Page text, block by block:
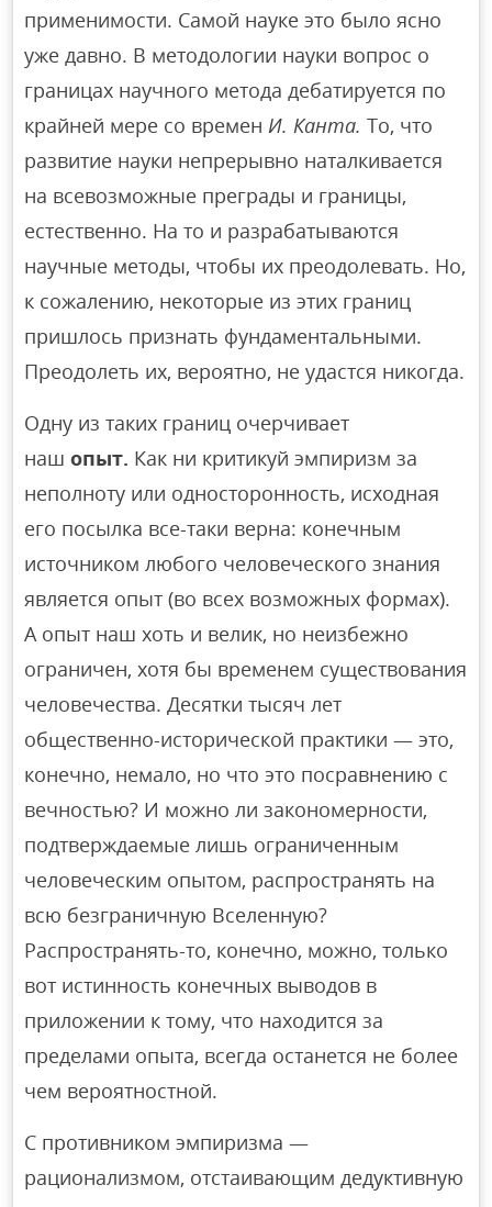
применимости. Самой науке это было ясно
уже давно. В методологии науки вопрос о
границах научного метода дебатируется по
крайней мере со временИ. Канта.То, что
развитие науки непрерывно наталкивается
на всевозможные преграды и границы,
естественно. На то и разрабатываются
научные методы, чтобы их преодолевать. Но,
к сожалению, некоторые из этих границ
пришлось признать фундаментальными.
Преодолеть их, вероятно, не удастся никогда.
Одну из таких границ очерчивает
нашопыт. Как ни критикуй эмпиризм за
неполноту или односторонность, исходная
его посылка все-таки верна: конечным
источником любого человеческого знания
является опыт (во всех возможных формах).
А опыт наш хоть и велик, но неизбежно
ограничен, хотя бы временем существования
человечества. Десятки тысяч лет
общественно-исторической практики — это,
конечно, немало, но что это посравнению с
вечностью? И можно ли закономерности,
подтверждаемые лишь ограниченным
человеческим опытом, распространять на
всю безграничную Вселенную?
Распространять-то, конечно, можно, только
вот истинность конечных выводов в
приложении к тому, что находится за
пределами опыта, всегда останется не более
чем вероятностной.
С противником эмпиризма —
рационализмом, отстаивающим дедуктивную